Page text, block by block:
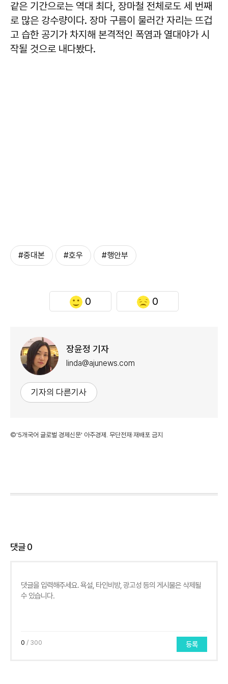
같은 기간으로는 역대 최다, 장마철 전체로도 세 번째
로 많은 강수량이다. 장마 구름이 물러간 자리는 뜨겁
고 습한 공기가 차지해 본격적인 폭염과 열대야가 시
작될 것으로 내다봤다.
#중대본 #호우 #행안부
0 0
장윤정 기자
linda@ajunews.com
기자의 다른기사
©'5개국어 글로벌 경제신문' 아주경제. 무단전재·재배포 금지
댓글0
0 / 300 등록